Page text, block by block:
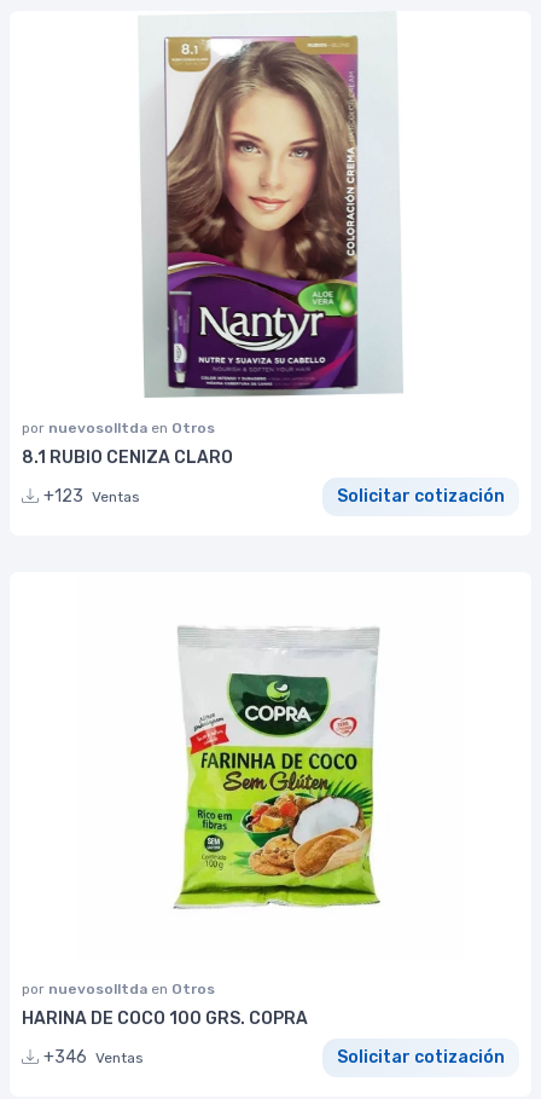
por nuevosolltda en Otros
8.1 RUBIO CENIZA CLARO
+123 Ventas Solicitar cotización
por nuevosolltda en Otros
HARINA DE COCO 100 GRS. COPRA
+346 Ventas Solicitar cotización